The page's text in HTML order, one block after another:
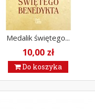
Medalik świętego...
10,00 zł
Do koszyka